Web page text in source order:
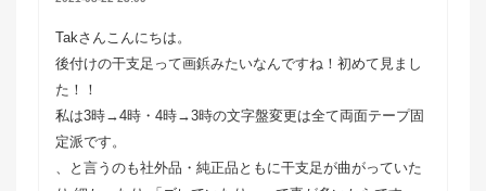
Takさんこんにちは。
後付けの干支足って画鋲みたいなんですね！初めて見まし
た！！
私は3時→4時・4時→3時の文字盤変更は全て両面テープ固
定派です。
、と言うのも社外品・純正品ともに干支足が曲がっていた